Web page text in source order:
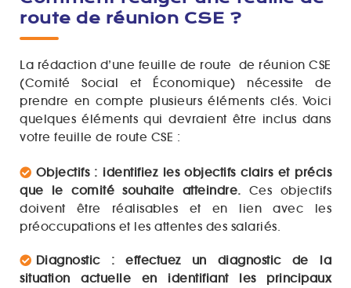
route de réunion CSE ?
La rédaction d’une feuille de route de réunion CSE
(Comité Social et Économique) nécessite de
prendre en compte plusieurs éléments clés. Voici
quelques éléments qui devraient être inclus dans
votre feuille de route CSE :
Objectifs : identifiez les objectifs clairs et précis
que le comité souhaite atteindre. Ces objectifs
doivent être réalisables et en lien avec les
préoccupations et les attentes des salariés.
Diagnostic : effectuez un diagnostic de la
situation actuelle en identifiant les principaux